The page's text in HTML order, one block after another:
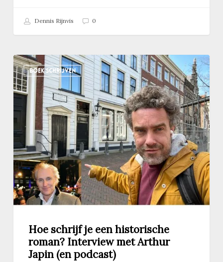
Dennis Rijnvis 0
BOEK SCHRIJVEN
Hoe
schrijf
je
een
historische
roman?
Interview
met
Arthur
Japin
(en
podcast)
Hoe schrijf je een historische
roman? Interview met Arthur
Japin (en podcast)